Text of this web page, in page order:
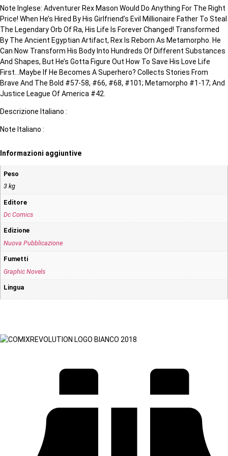
Note Inglese: Adventurer Rex Mason Would Do Anything For The Right
Price! When He’s Hired By His Girlfriend’s Evil Millionaire Father To Steal
The Legendary Orb Of Ra, His Life Is Forever Changed! Transformed
By The Ancient Egyptian Artifact, Rex Is Reborn As Metamorpho. He
Can Now Transform His Body Into Hundreds Of Different Substances
And Shapes, But He’s Gotta Figure Out How To Save His Love Life
First…Maybe If He Becomes A Superhero? Collects Stories From
Brave And The Bold #57-58, #66, #68, #101; Metamorpho #1-17; And
Justice League Of America #42.
Descrizione Italiano :
Note Italiano :
Informazioni aggiuntive
Peso
3 kg
Editore
Dc Comics
Edizione
Nuova Pubblicazione
Fumetti
Graphic Novels
Lingua